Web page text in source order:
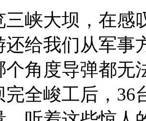
三峡大坝，在感
还给我们从军事
个角度导弹都无
完全峻工后，36